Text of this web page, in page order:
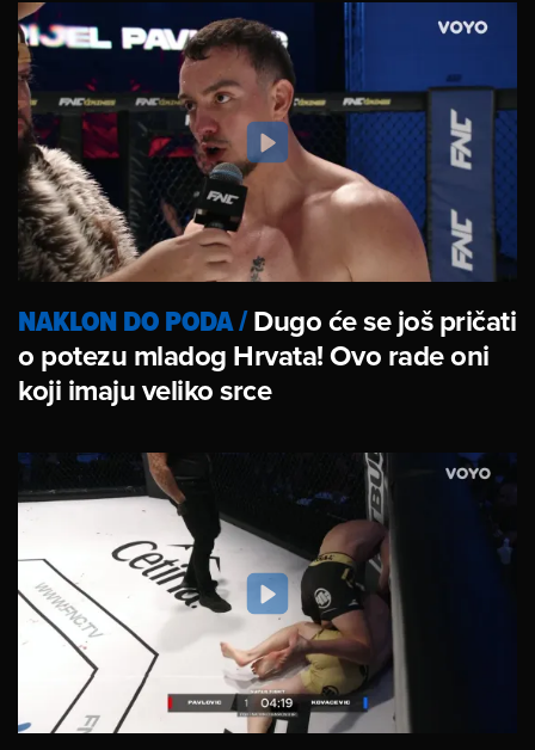
NAKLON DO PODA/Dugo će se još pričati
o potezu mladog Hrvata! Ovo rade oni
koji imaju veliko srce